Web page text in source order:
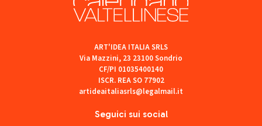
Seguici sui social
ART'IDEA ITALIA SRLS
Via Mazzini, 23 23100 Sondrio
CF/PI 01035400140
ISCR. REA SO 77902
artideaitaliasrls@legalmail.it